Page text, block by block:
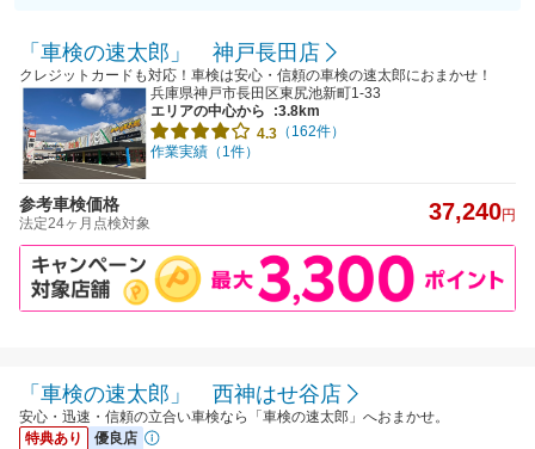
「車検の速太郎」 神戸長田店
クレジットカードも対応！車検は安心・信頼の車検の速太郎におまかせ！
兵庫県神戸市長田区東尻池新町1-33
エリアの中心から
:3.8km
4.3 （162件）
作業実績（1件）
参考車検価格
法定24ヶ月点検対象 37,240円
「車検の速太郎」 西神はせ谷店
安心・迅速・信頼の立合い車検なら「車検の速太郎」へおまかせ。
特典あり
優良店